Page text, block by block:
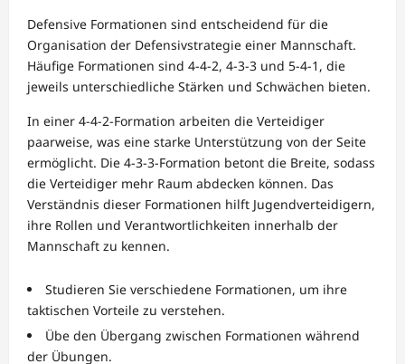
Defensive Formationen sind entscheidend für die
Organisation der Defensivstrategie einer Mannschaft.
Häufige Formationen sind 4-4-2, 4-3-3 und 5-4-1, die
jeweils unterschiedliche Stärken und Schwächen bieten.
In einer 4-4-2-Formation arbeiten die Verteidiger
paarweise, was eine starke Unterstützung von der Seite
ermöglicht. Die 4-3-3-Formation betont die Breite, sodass
die Verteidiger mehr Raum abdecken können. Das
Verständnis dieser Formationen hilft Jugendverteidigern,
ihre Rollen und Verantwortlichkeiten innerhalb der
Mannschaft zu kennen.
Studieren Sie verschiedene Formationen, um ihre
taktischen Vorteile zu verstehen.
Übe den Übergang zwischen Formationen während
der Übungen.